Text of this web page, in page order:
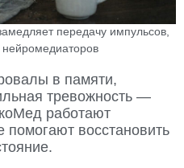
передачу импульсов,
в памяти,
тревожность —
работают
помогают восстановить